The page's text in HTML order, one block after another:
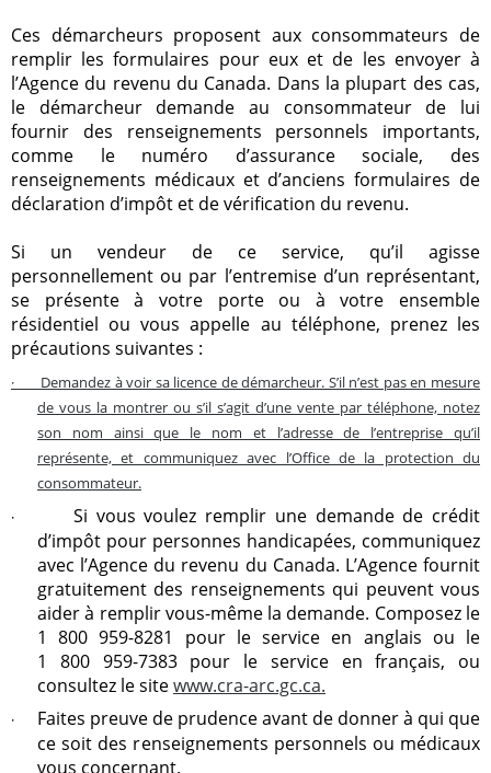
Ces démarcheurs proposent aux consommateurs de
remplir les formulaires pour eux et de les envoyer à
l’Agence du revenu du Canada. Dans la plupart des cas,
le démarcheur demande au consommateur de lui
fournir des renseignements personnels importants,
comme le numéro d’assurance sociale, des
renseignements médicaux et d’anciens formulaires de
déclaration d’impôt et de vérification du revenu.
Si un vendeur de ce service, qu’il agisse
personnellement ou par l’entremise d’un représentant,
se présente à votre porte ou à votre ensemble
résidentiel ou vous appelle au téléphone, prenez les
précautions suivantes :
·
Demandez à voir sa licence de démarcheur. S’il n’est pas en mesure
de vous la montrer ou s’il s’agit d’une vente par téléphone, notez
son nom ainsi que le nom et l’adresse de l’entreprise qu’il
représente, et communiquez avec l’Office de la protection du
consommateur.
·
Si vous voulez remplir une demande de crédit
d’impôt pour personnes handicapées, communiquez
avec l’Agence du revenu du Canada. L’Agence fournit
gratuitement des renseignements qui peuvent vous
aider à remplir vous-même la demande. Composez le
1 800 959-8281 pour le service en anglais ou le
1 800 959-7383 pour le service en français, ou
consultez le sitewww.cra-arc.gc.ca.
·
Faites preuve de prudence avant de donner à qui que
ce soit des renseignements personnels ou médicaux
vous concernant.